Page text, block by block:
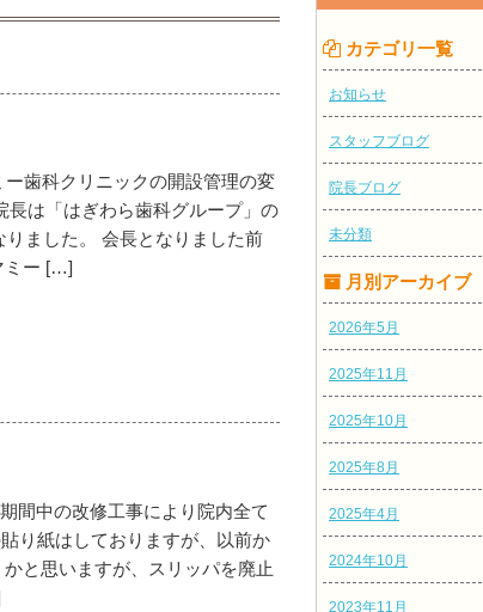
歯科クリニックの開設管理の変
は「はぎわら歯科グループ」の
ました。 会長となりました前
ミー […]
間中の改修工事により院内全て
り紙はしておりますが、以前か
と思いますが、スリッパを廃止
カテゴリ一覧
お知らせ
スタッフブログ
院長ブログ
未分類
月別アーカイブ
2026年5月
2025年11月
2025年10月
2025年8月
2025年4月
2024年10月
2023年11月